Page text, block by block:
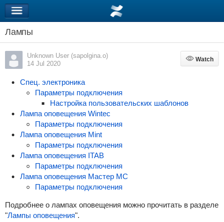
Лампы
Unknown User (sapolgina.o)
14 Jul 2020
Watch
Watch
Спец. электроника
Параметры подключения
Настройка пользовательских шаблонов
Лампа оповещения Wintec
Параметры подключения
Лампа оповещения Mint
Параметры подключения
Лампа оповещения ITAB
Параметры подключения
Лампа оповещения Мастер МС
Параметры подключения
Подробнее о лампах оповещения можно прочитать в разделе
"Лампы оповещения".